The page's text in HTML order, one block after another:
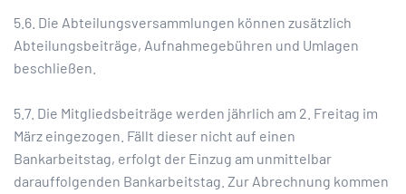
5.6. Die Abteilungsversammlungen können zusätzlich
Abteilungsbeiträge, Aufnahmegebühren und Umlagen
beschließen.
5.7. Die Mitgliedsbeiträge werden jährlich am 2. Freitag im
März eingezogen. Fällt dieser nicht auf einen
Bankarbeitstag, erfolgt der Einzug am unmittelbar
darauffolgenden Bankarbeitstag. Zur Abrechnung kommen